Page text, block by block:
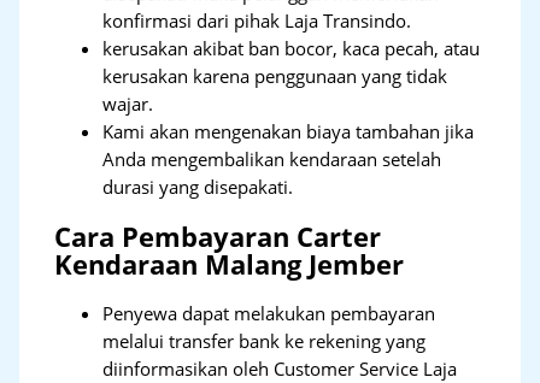
konfirmasi dari pihak Laja Transindo.
kerusakan akibat ban bocor, kaca pecah, atau
kerusakan karena penggunaan yang tidak
wajar.
Kami akan mengenakan biaya tambahan jika
Anda mengembalikan kendaraan setelah
durasi yang disepakati.
Cara Pembayaran Carter
Kendaraan Malang Jember
Penyewa dapat melakukan pembayaran
melalui transfer bank ke rekening yang
diinformasikan oleh Customer Service Laja